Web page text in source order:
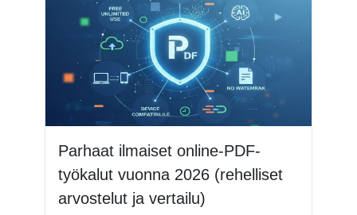
Parhaat ilmaiset online-PDF-
työkalut vuonna 2026 (rehelliset
arvostelut ja vertailu)